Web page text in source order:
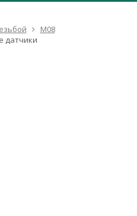
М08
датчики